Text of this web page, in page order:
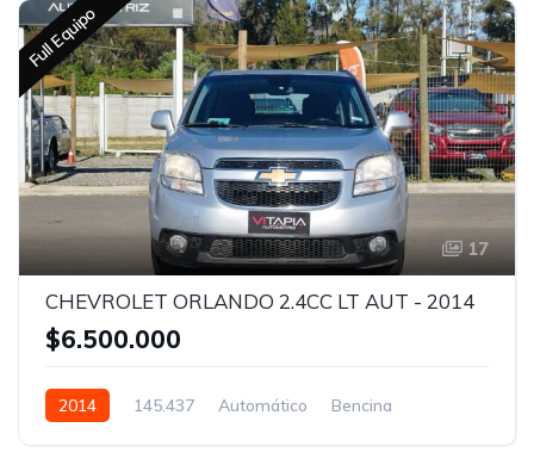
Full Equipo
17
CHEVROLET ORLANDO 2.4CC LT AUT - 2014
$6.500.000
2014 145.437 Automático Bencina